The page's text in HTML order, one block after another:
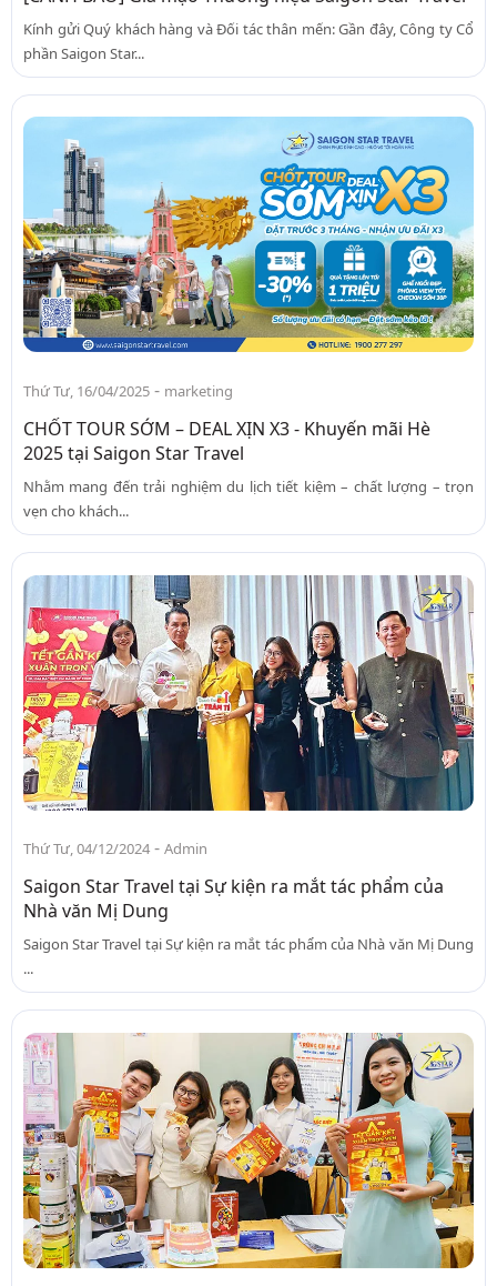
Kính gửi Quý khách hàng và Đối tác thân mến: Gần đây, Công ty Cổ
phần Saigon Star...
Thứ Tư, 16/04/2025 - marketing
CHỐT TOUR SỚM – DEAL XỊN X3 - Khuyến mãi Hè
2025 tại Saigon Star Travel
Nhằm mang đến trải nghiệm du lịch tiết kiệm – chất lượng – trọn
vẹn cho khách...
Thứ Tư, 04/12/2024 - Admin
Saigon Star Travel tại Sự kiện ra mắt tác phẩm của
Nhà văn Mị Dung
Saigon Star Travel tại Sự kiện ra mắt tác phẩm của Nhà văn Mị Dung
...